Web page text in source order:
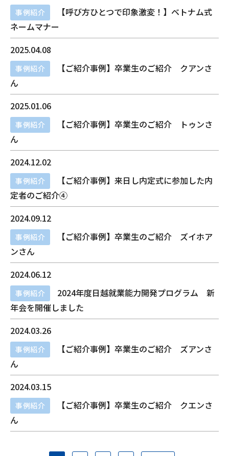
事例紹介
【呼び方ひとつで印象激変！】ベトナム式
ネームマナー
2025.04.08
事例紹介
【ご紹介事例】卒業生のご紹介 クアンさ
ん
2025.01.06
事例紹介
【ご紹介事例】卒業生のご紹介 トゥンさ
ん
2024.12.02
事例紹介
【ご紹介事例】来日し内定式に参加した内
定者のご紹介④
2024.09.12
事例紹介
【ご紹介事例】卒業生のご紹介 ズイホア
ンさん
2024.06.12
事例紹介
2024年度日越就業能力開発プログラム 新
年会を開催しました
2024.03.26
事例紹介
【ご紹介事例】卒業生のご紹介 ズアンさ
ん
2024.03.15
事例紹介
【ご紹介事例】卒業生のご紹介 クエンさ
ん